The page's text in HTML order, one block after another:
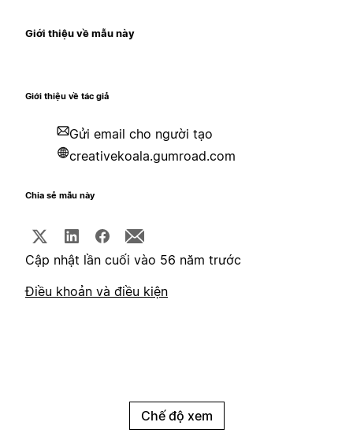
Giới thiệu về mẫu này
Giới thiệu về tác giả
Gửi email cho người tạo
creativekoala.gumroad.com
Chia sẻ mẫu này
Cập nhật lần cuối vào 56 năm trước
Điều khoản và điều kiện
Chế độ xem